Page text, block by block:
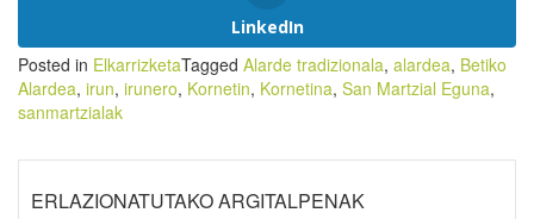
LinkedIn
Posted in ElkarrizketaTagged Alarde tradizionala, alardea, Betiko
Alardea, irun, irunero, Kornetin, Kornetina, San Martzial Eguna,
sanmartzialak
ERLAZIONATUTAKO ARGITALPENAK